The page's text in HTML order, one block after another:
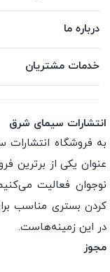
درباره ما
خدمات مشتریان
انتشارات سیمای شرق
به فروشگاه
عنوان یکی از برترین
نوجوان فعالیت
کردن بستری مناسب
در این زمینه‌هاست.
مجوز